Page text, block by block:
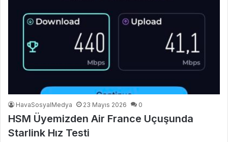
HavaSosyalMedya 23 Mayıs 2026 0
HSM Üyemizden Air France Uçuşunda
Starlink Hız Testi